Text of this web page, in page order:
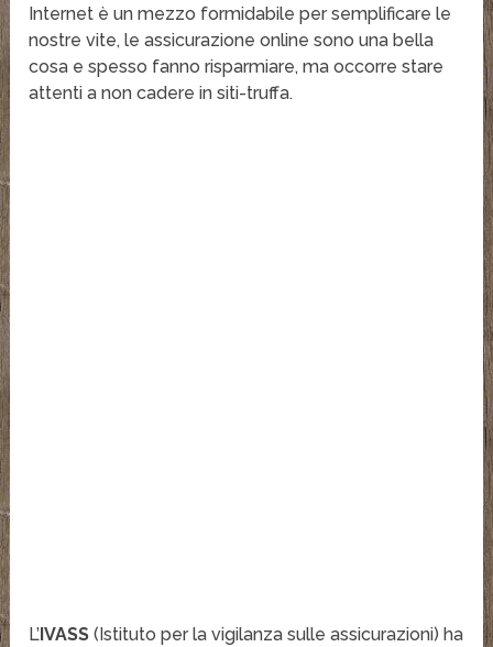
Internet è un mezzo formidabile per semplificare le
nostre vite, le assicurazione online sono una bella
cosa e spesso fanno risparmiare, ma occorre stare
attenti a non cadere in siti-truffa.
L’ IVASS (Istituto per la vigilanza sulle assicurazioni) ha